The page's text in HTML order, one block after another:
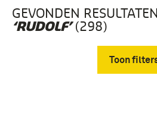
GEVONDEN
‘RUDOLF’(298)
Toon